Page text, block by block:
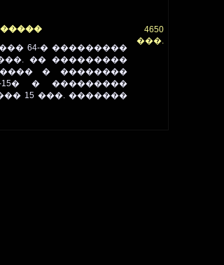
64-� ���������
�� ���������
� ��������
� ���������
15 ���. �������
4650
���.